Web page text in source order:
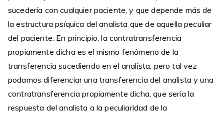
sucedería con cualquier paciente, y que depende más de
la estructura psíquica del analista que de aquella peculiar
del paciente. En principio, la contratransferencia
propiamente dicha es el mismo fenómeno de la
transferencia sucediendo en el analista, pero tal vez
podamos diferenciar una transferencia del analista y una
contratransferencia propiamente dicha, que sería la
respuesta del analista a la peculiaridad de la